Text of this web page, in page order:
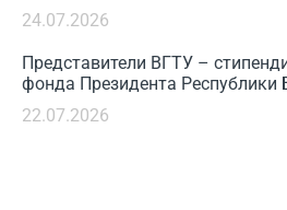
24.07.2026
Представители ВГТУ –
фонда Президента Республики
22.07.2026